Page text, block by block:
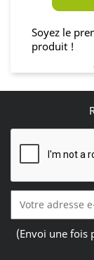
Soyez le
produit !
(Envoi une fois